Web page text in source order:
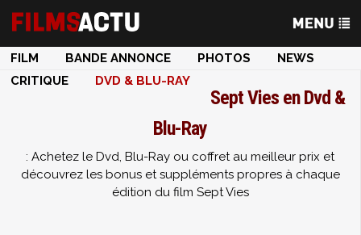
FILM BANDE ANNONCE PHOTOS
NEWS
CRITIQUE
DVD & BLU-RAY
Sept Vies en Dvd &
Blu-Ray
: Achetez le Dvd, Blu-Ray ou coffret au meilleur prix et
découvrez les bonus et suppléments propres à chaque
édition du film Sept Vies